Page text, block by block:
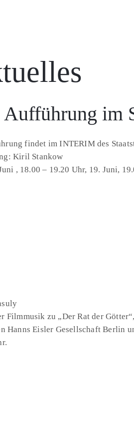
im
findet im INTERIM des
Kiril Stankow
, 18.00 – 19.20 Uhr, 19. Juni,
Filmmusik zu „Der Rat der
Eisler Gesellschaft Berlin